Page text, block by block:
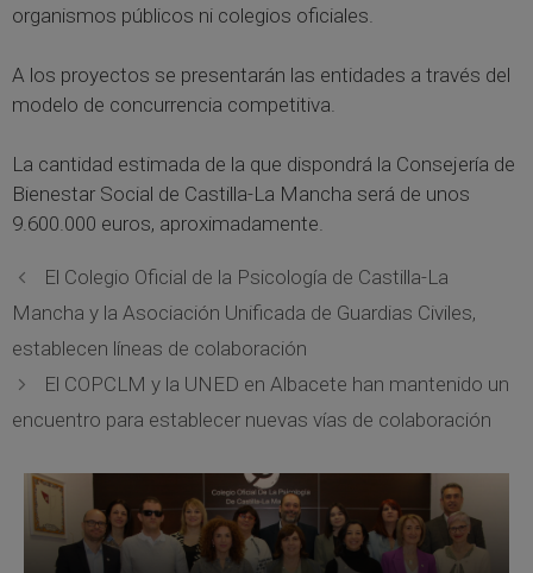
organismos públicos ni colegios oficiales.
A los proyectos se presentarán las entidades a través del
modelo de concurrencia competitiva.
La cantidad estimada de la que dispondrá la Consejería de
Bienestar Social de Castilla-La Mancha será de unos
9.600.000 euros, aproximadamente.
El Colegio Oficial de la Psicología de Castilla-La
Mancha y la Asociación Unificada de Guardias Civiles,
establecen líneas de colaboración
El COPCLM y la UNED en Albacete han mantenido un
encuentro para establecer nuevas vías de colaboración